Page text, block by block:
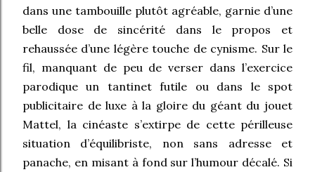
dans une tambouille plutôt agréable, garnie d’une
belle dose de sincérité dans le propos et
rehaussée d’une légère touche de cynisme. Sur le
fil, manquant de peu de verser dans l’exercice
parodique un tantinet futile ou dans le spot
publicitaire de luxe à la gloire du géant du jouet
Mattel, la cinéaste s’extirpe de cette périlleuse
situation d’équilibriste, non sans adresse et
panache, en misant à fond sur l’humour décalé. Si